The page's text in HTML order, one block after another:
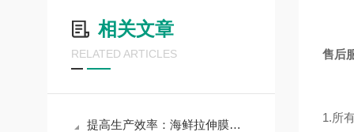
相关文章
RELATED ARTICLES
提高生产效率：海鲜拉伸膜真空包装机操作指南
售后
1.所